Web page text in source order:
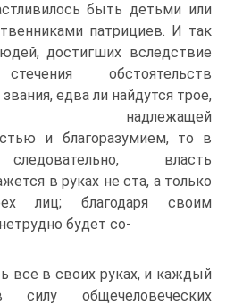
быть детьми или
патрициев. И так
достигших вследствие
обстоятельств
едва ли найдутся трое,
надлежащей
и благоразумием, то в
власть
в руках не ста, а только
лиц; благодаря своим
будет со-
все в своих руках, и каждый
общечеловеческих